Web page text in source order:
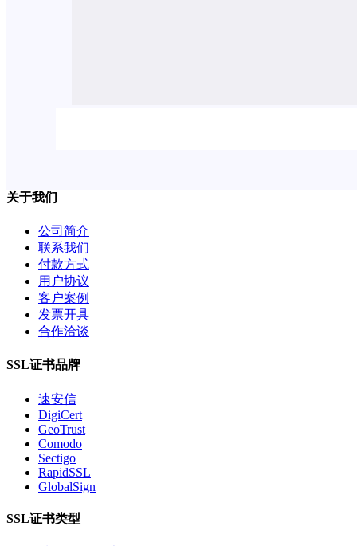
关于我们
公司简介
联系我们
付款方式
用户协议
客户案例
发票开具
合作洽谈
SSL证书品牌
速安信
DigiCert
GeoTrust
Comodo
Sectigo
RapidSSL
GlobalSign
SSL证书类型